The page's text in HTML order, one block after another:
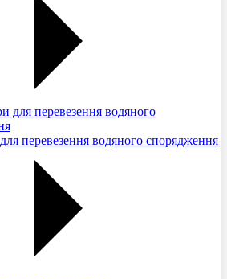
перевезення водяного спорядження